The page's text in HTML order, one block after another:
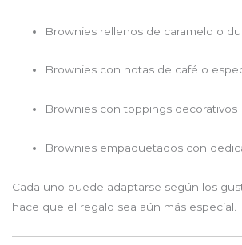
Brownies rellenos de caramelo o
Brownies con notas de café o
Brownies con toppings decorativos
Brownies empaquetados con
Cada uno puede adaptarse según los
hace que el regalo sea aún más especial.